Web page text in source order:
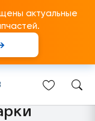
актуальные
вала